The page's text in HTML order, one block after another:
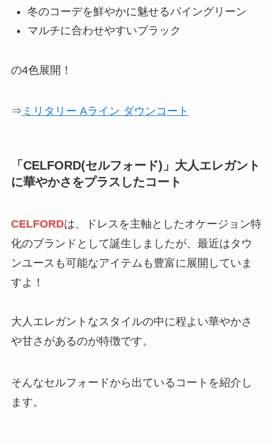
冬のコーデを鮮やかに魅せるパイングリーン
マルチに合わせやすいブラック
の4色展開！
⇒ ミリタリー Aライン ダウンコート
「CELFORD(セルフォード) 」大人エレガント
に華やかさをプラスしたコート
CELFORDは、ドレスを主軸としたオケージョン特
化のブランドとして誕生しましたが、最近はタウ
ンユースも可能なアイテムも豊富に展開していま
すよ！
大人エレガントなスタイルの中に程よい華やかさ
や甘さがあるのが特徴です。
そんなセルフォードから出ているコートを紹介し
ます。